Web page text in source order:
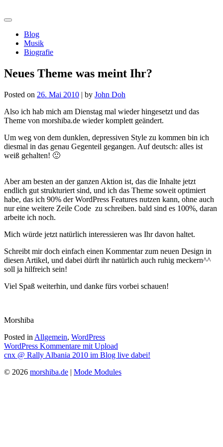
to
Blog
Musik
Biografie
Neues Theme was meint Ihr?
Posted on 26. Mai 2010 | by John Doh
Also ich hab mich am Dienstag mal wieder hingesetzt und das
Theme von morshiba.de wieder komplett geändert.
Um weg von dem dunklen, depressiven Style zu kommen bin ich
diesmal in das genau Gegenteil gegangen. Auf deutsch: alles ist
weiß gehalten! 🙂
Aber am besten an der ganzen Aktion ist, das die Inhalte jetzt
endlich gut strukturiert sind, und ich das Theme soweit optimiert
habe, das ich 90% der WordPress Features nutzen kann, ohne auch
nur eine weitere Zeile Code zu schreiben. bald sind es 100%, daran
arbeite ich noch.
Mich würde jetzt natürlich interessieren was Ihr davon haltet.
Schreibt mir doch einfach einen Kommentar zum neuen Design in
diesen Artikel, und dabei dürft ihr natürlich auch ruhig meckern^^
soll ja hilfreich sein!
Viel Spaß weiterhin, und danke fürs vorbei schauen!
Morshiba
Posted in Allgemein, WordPress
Beitragsnavigation
WordPress Kommentare mit Upload
cnx @ Rally Albania 2010 im Blog live dabei!
© 2026 morshiba.de | Mode Modules